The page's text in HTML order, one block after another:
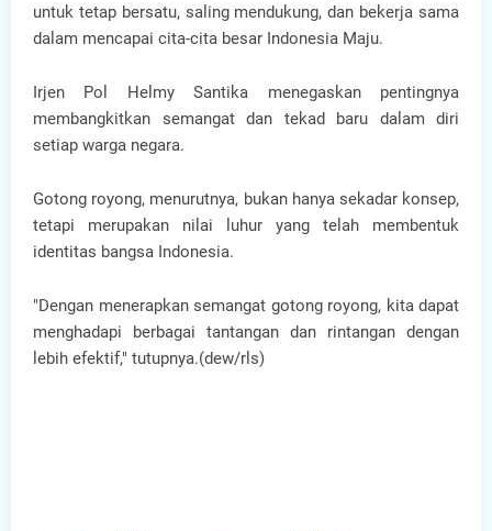
untuk tetap bersatu, saling mendukung, dan bekerja sama
dalam mencapai cita-cita besar Indonesia Maju.
Irjen Pol Helmy Santika menegaskan pentingnya
membangkitkan semangat dan tekad baru dalam diri
setiap warga negara.
Gotong royong, menurutnya, bukan hanya sekadar konsep,
tetapi merupakan nilai luhur yang telah membentuk
identitas bangsa Indonesia.
"Dengan menerapkan semangat gotong royong, kita dapat
menghadapi berbagai tantangan dan rintangan dengan
lebih efektif," tutupnya.(dew/rls)